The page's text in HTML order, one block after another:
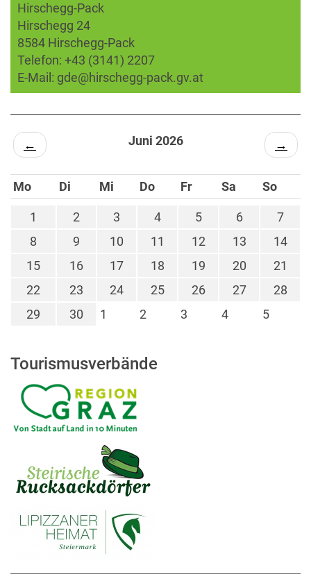
Hirschegg-Pack
Hirschegg 24
8584 Hirschegg-Pack
Telefon: +43 (3141) 2207
E-Mail: gde@hirschegg-pack.gv.at
← Juni 2026 →
Mo Di Mi Do Fr Sa So
1 2 3 4 5 6
7
8
9 10 11 12 13
14
15
16 17 18 19 20
21
22
23 24 25 26 27
28
29
30 1 2 3 4 5
Tourismusverbände